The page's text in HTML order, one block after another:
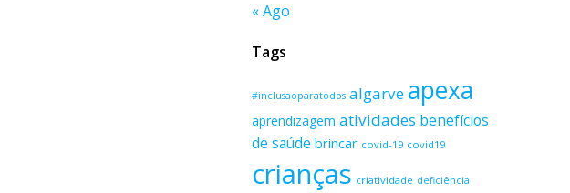
« Ago
Tags
#inclusaoparatodos algarve apexa
aprendizagem atividades benefícios
de saúde brincar covid-19 covid19
crianças criatividade deficiência